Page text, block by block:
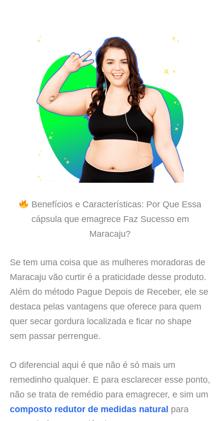
Benefícios e Características: Por Que Essa
cápsula que emagrece Faz Sucesso em
Maracaju?
Se tem uma coisa que as mulheres moradoras de
Maracaju vão curtir é a praticidade desse produto.
Além do método Pague Depois de Receber, ele se
destaca pelas vantagens que oferece para quem
quer secar gordura localizada e ficar no shape
sem passar perrengue.
O diferencial aqui é que não é só mais um
remedinho qualquer. E para esclarecer esse ponto,
não se trata de remédio para emagrecer, e sim um
composto redutor de medidas natural para